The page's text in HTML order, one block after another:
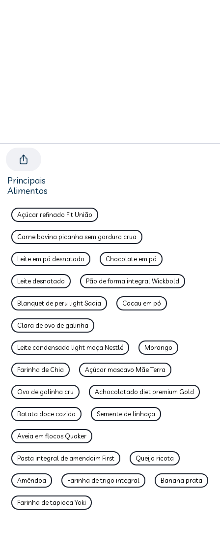
Principais
Alimentos
Açúcar refinado Fit União
Carne bovina picanha sem gordura crua
Leite em pó desnatado Chocolate em pó
Leite desnatado Pão de forma integral Wickbold
Blanquet de peru light Sadia Cacau em pó
Clara de ovo de galinha
Leite condensado light moça Nestlé Morango
Farinha de Chia Açúcar mascavo Mãe Terra
Ovo de galinha cru Achocolatado diet premium Gold
Batata doce cozida Semente de linhaça
Aveia em flocos Quaker
Pasta integral de amendoim First Queijo ricota
Amêndoa Farinha de trigo integral Banana prata
Farinha de tapioca Yoki